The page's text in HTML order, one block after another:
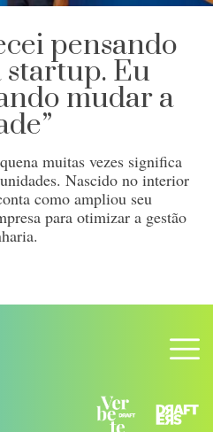
pensando
Eu
mudar a
muitas vezes significa
Nascido no interior
como ampliou seu
para otimizar a gestão